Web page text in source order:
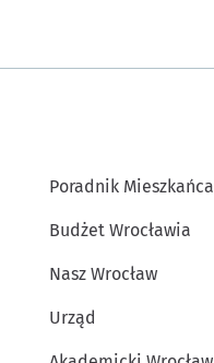
Poradnik Mieszkańca
Budżet Wrocławia
Nasz Wrocław
Urząd